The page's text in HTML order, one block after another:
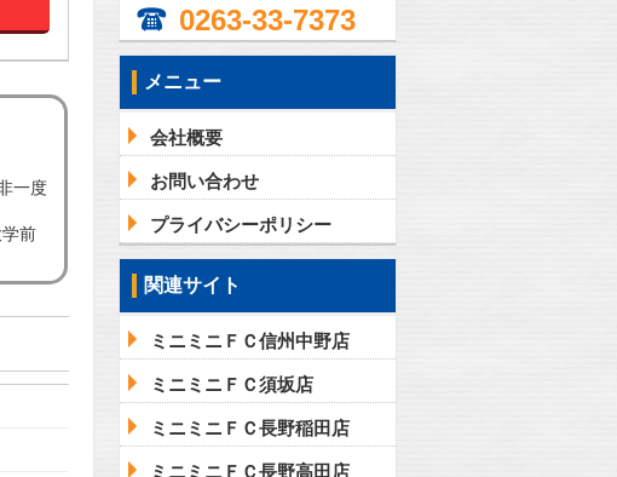
一度
前
0263-33-7373
メニュー
会社概要
お問い合わせ
プライバシーポリシー
関連サイト
ミニミニＦＣ信州中野店
ミニミニＦＣ須坂店
ミニミニＦＣ長野稲田店
ミニミニＦＣ長野高田店